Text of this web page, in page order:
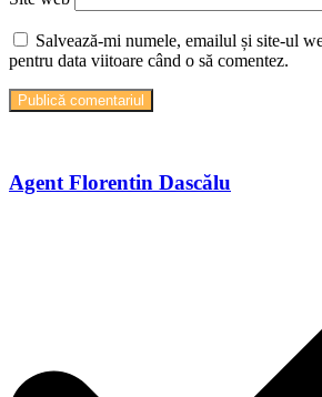
Salvează-mi numele, emailul și site-ul
pentru data viitoare când o să comentez.
Agent Florentin Dascălu